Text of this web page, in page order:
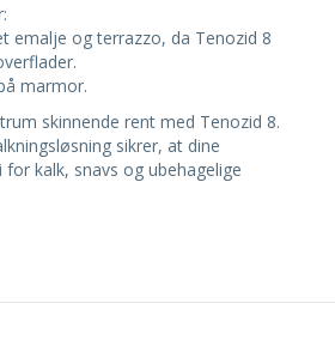
emalje og terrazzo, da Tenozid 8
marmor.
skinnende rent med Tenozid 8.
sikrer, at dine
kalk, snavs og ubehagelige